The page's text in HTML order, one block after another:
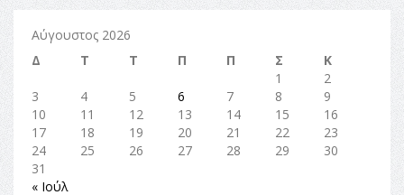
Αύγουστος 2026
Δ
Τ Τ Π Π Σ
Κ
1
2
3
4 5 6 7 8
9
10
11 12 13 14 15
16
17
18 19 20 21 22
23
24
25 26 27 28 29
30
31
« Ιούλ